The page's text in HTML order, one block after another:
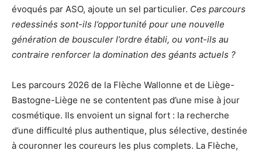
évoqués par ASO, ajoute un sel particulier. Ces parcours
redessinés sont-ils l’opportunité pour une nouvelle
génération de bousculer l’ordre établi, ou vont-ils au
contraire renforcer la domination des géants actuels ?
Les parcours 2026 de la Flèche Wallonne et de Liège-
Bastogne-Liège ne se contentent pas d’une mise à jour
cosmétique. Ils envoient un signal fort : la recherche
d’une difficulté plus authentique, plus sélective, destinée
à couronner les coureurs les plus complets. La Flèche,